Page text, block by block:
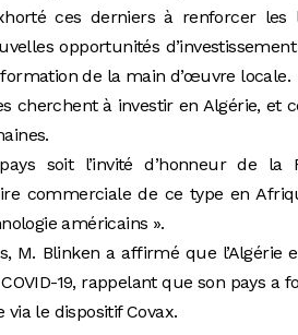
ces derniers à renforcer les
opportunités
de la main d’œuvre locale.
cherchent à investir en Algérie, et
soit l’invité d’honneur de la
commerciale de ce type en
américains ».
Blinken a affirmé que l’Algérie
19, rappelant que son pays a
via le dispositif Covax.